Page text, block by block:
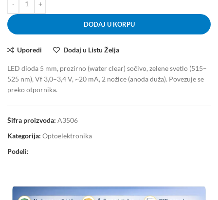
DODAJ U KORPU
Uporedi Dodaj u Listu Želja
LED dioda 5 mm, prozirno (water clear) sočivo, zelene svetlo (515–
525 nm), Vf 3,0–3,4 V, ~20 mA, 2 nožice (anoda duža). Povezuje se
preko otpornika.
Šifra proizvoda: A3506
Kategorija: Optoelektronika
Podeli: